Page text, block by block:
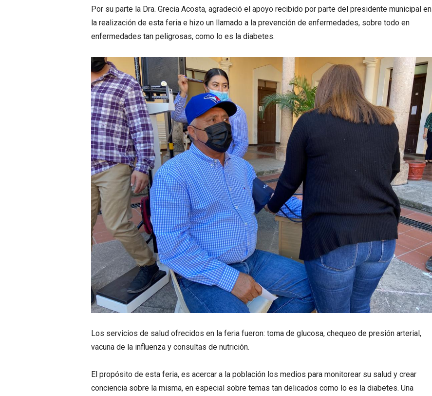
Por su parte la Dra. Grecia Acosta, agradeció el apoyo recibido por parte del presidente municipal en
la realización de esta feria e hizo un llamado a la prevención de enfermedades, sobre todo en
enfermedades tan peligrosas, como lo es la diabetes.
Los servicios de salud ofrecidos en la feria fueron: toma de glucosa, chequeo de presión arterial,
vacuna de la influenza y consultas de nutrición.
El propósito de esta feria, es acercar a la población los medios para monitorear su salud y crear
conciencia sobre la misma, en especial sobre temas tan delicados como lo es la diabetes. Una